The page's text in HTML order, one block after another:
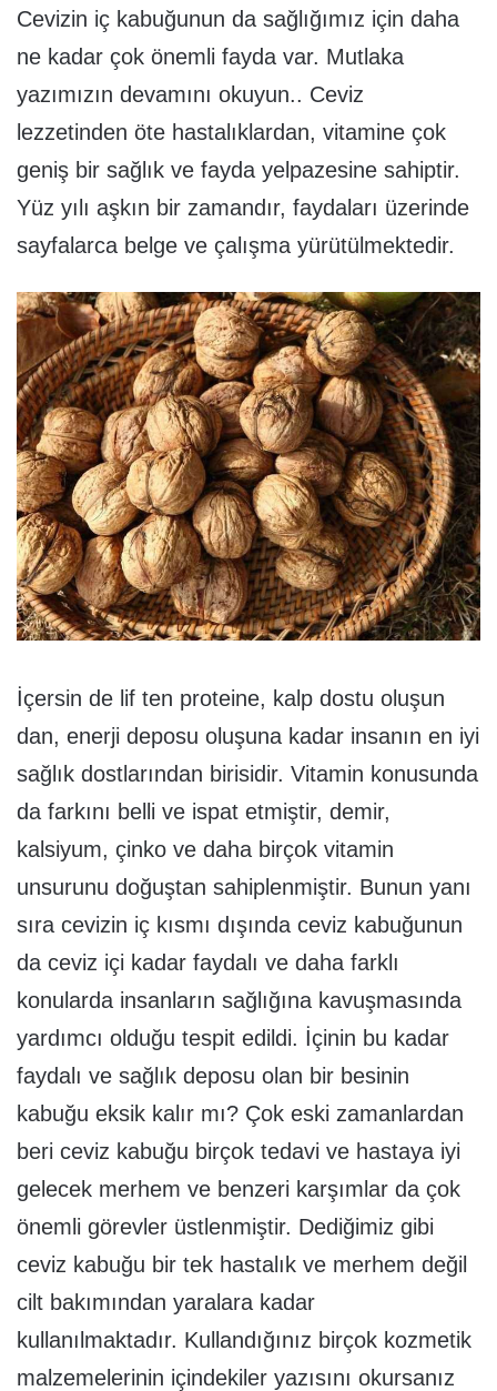
Cevizin iç kabuğunun da sağlığımız için daha
ne kadar çok önemli fayda var. Mutlaka
yazımızın devamını okuyun.. Ceviz
lezzetinden öte hastalıklardan, vitamine çok
geniş bir sağlık ve fayda yelpazesine sahiptir.
Yüz yılı aşkın bir zamandır, faydaları üzerinde
sayfalarca belge ve çalışma yürütülmektedir.
İçersin de lif ten proteine, kalp dostu oluşun
dan, enerji deposu oluşuna kadar insanın en iyi
sağlık dostlarından birisidir. Vitamin konusunda
da farkını belli ve ispat etmiştir, demir,
kalsiyum, çinko ve daha birçok vitamin
unsurunu doğuştan sahiplenmiştir. Bunun yanı
sıra cevizin iç kısmı dışında ceviz kabuğunun
da ceviz içi kadar faydalı ve daha farklı
konularda insanların sağlığına kavuşmasında
yardımcı olduğu tespit edildi. İçinin bu kadar
faydalı ve sağlık deposu olan bir besinin
kabuğu eksik kalır mı? Çok eski zamanlardan
beri ceviz kabuğu birçok tedavi ve hastaya iyi
gelecek merhem ve benzeri karşımlar da çok
önemli görevler üstlenmiştir. Dediğimiz gibi
ceviz kabuğu bir tek hastalık ve merhem değil
cilt bakımından yaralara kadar
kullanılmaktadır. Kullandığınız birçok kozmetik
malzemelerinin içindekiler yazısını okursanız